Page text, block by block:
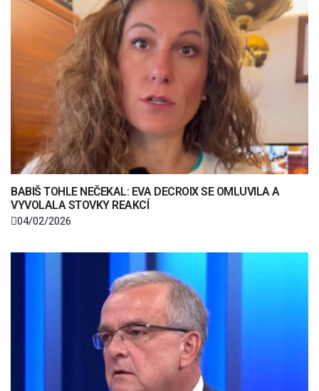
BABIŠ TOHLE NEČEKAL: EVA DECROIX SE OMLUVILA A
VYVOLALA STOVKY REAKCÍ
04/02/2026